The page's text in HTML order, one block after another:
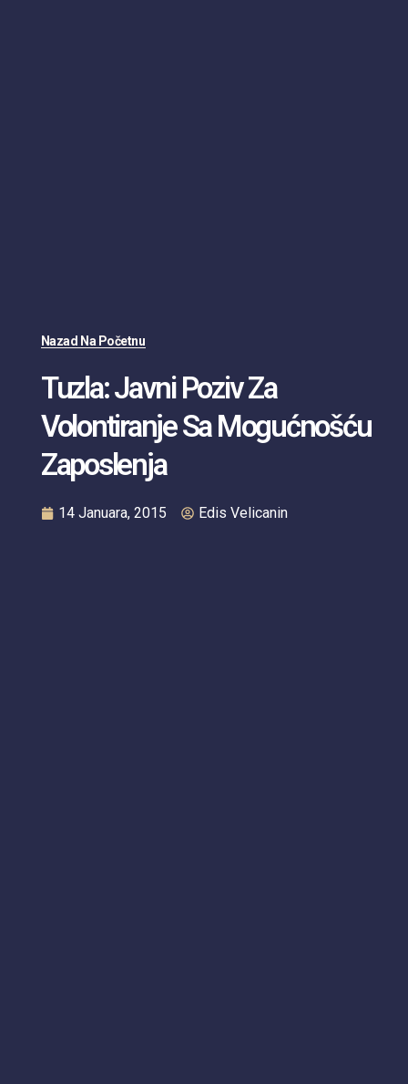
Nazad Na Početnu
Tuzla: Javni Poziv Za
Volontiranje Sa Mogućnošću
Zaposlenja
14 Januara, 2015 Edis Velicanin